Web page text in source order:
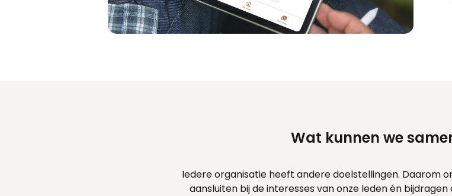
Wat kunnen we
Iedere organisatie heeft andere doelstellingen. Daarom
aansluiten bij de interesses van onze leden én